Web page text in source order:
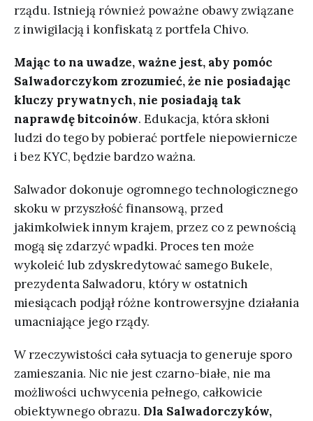
rządu. Istnieją również poważne obawy związane
z inwigilacją i konfiskatą z portfela Chivo.
Mając to na uwadze, ważne jest, aby pomóc
Salwadorczykom zrozumieć, że nie posiadając
kluczy prywatnych, nie posiadają tak
naprawdę bitcoinów. Edukacja, która skłoni
ludzi do tego by pobierać portfele niepowiernicze
i bez KYC, będzie bardzo ważna.
Salwador dokonuje ogromnego technologicznego
skoku w przyszłość finansową, przed
jakimkolwiek innym krajem, przez co z pewnością
mogą się zdarzyć wpadki. Proces ten może
wykoleić lub zdyskredytować samego Bukele,
prezydenta Salwadoru, który w ostatnich
miesiącach podjął różne kontrowersyjne działania
umacniające jego rządy.
W rzeczywistości cała sytuacja to generuje sporo
zamieszania. Nic nie jest czarno-białe, nie ma
możliwości uchwycenia pełnego, całkowicie
obiektywnego obrazu. Dla Salwadorczyków,